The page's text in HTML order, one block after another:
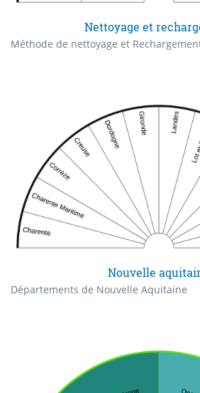
Nettoyage et
Méthode de nettoyage et
Nouvelle
Départements de Nouvelle Aquitaine